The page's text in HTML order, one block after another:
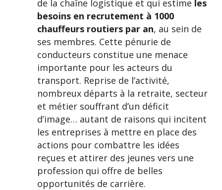
de la chaîne logistique et qui estime les
besoins en recrutement à 1000
chauffeurs routiers par an, au sein de
ses membres. Cette pénurie de
conducteurs constitue une menace
importante pour les acteurs du
transport. Reprise de l’activité,
nombreux départs à la retraite, secteur
et métier souffrant d’un déficit
d’image… autant de raisons qui incitent
les entreprises à mettre en place des
actions pour combattre les idées
reçues et attirer des jeunes vers une
profession qui offre de belles
opportunités de carrière.